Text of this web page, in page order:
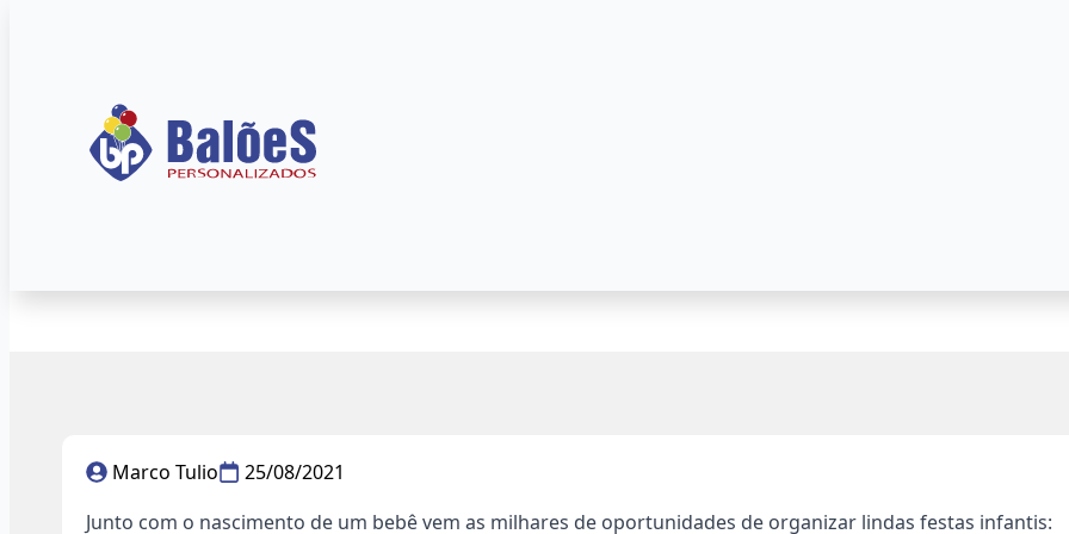
Como usar balões personalizados em
Marco Tulio
25/08/2021
Junto com o nascimento de um bebê vem as milhares de oportunidades de organizar lindas festas infantis: